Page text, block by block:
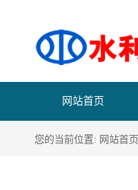
网站首页
您的当前位置: 网站首页